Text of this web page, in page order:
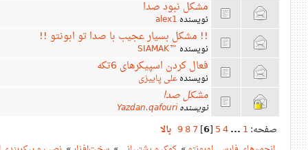
مشکل نبود صدا
نویسنده alex1
!! مشکل بسیار عجیب با صدا تو ابونتو !!
نویسنده ™SIAMAK
فعال کردن اسپیکرهای 6تکه
نویسندهعلی پاییزی
مشکل صدا
نویسندهYazdan.qafouri
صفحه: 1
...
4
5
[
6
]
7
8
9 بالا